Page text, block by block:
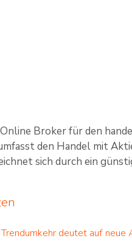
Broker für den
den Handel mit
sich durch ein
deutet auf neue